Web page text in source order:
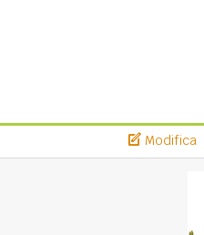
Modifica